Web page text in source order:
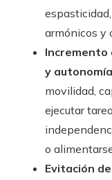
armónicos y
Incremento
y autonomía
movilidad,
ejecutar
o
Evitación